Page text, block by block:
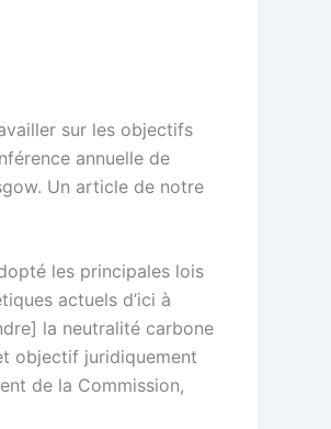
sur les objectifs
annuelle de
Un article de notre
les principales lois
actuels d’ici à
la neutralité carbone
objectif juridiquement
de la Commission,